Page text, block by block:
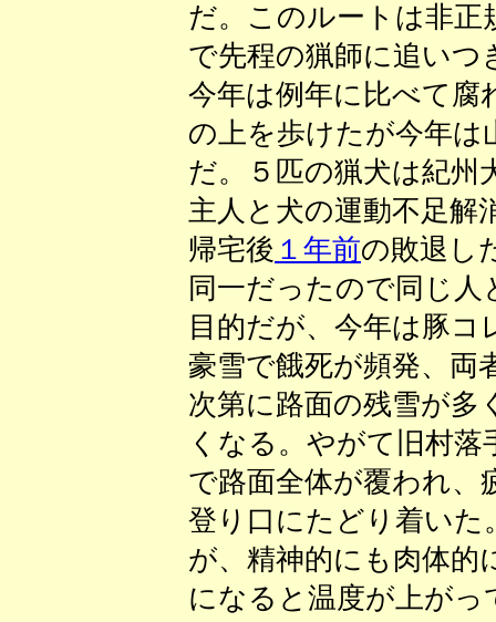
だ。このルートは非
で先程の猟師に追いつ
今年は例年に比べて腐
の上を歩けたが今年
だ。５匹の猟犬は紀州
主人と犬の運動不足解
帰宅後 １年前の敗退し
同一だったので同じ
目的だが、今年は豚
豪雪で餓死が頻発、両
次第に路面の残雪が多
くなる。やがて旧村
で路面全体が覆われ、
登り口にたどり着いた
が、精神的にも肉体的
になると温度が上が